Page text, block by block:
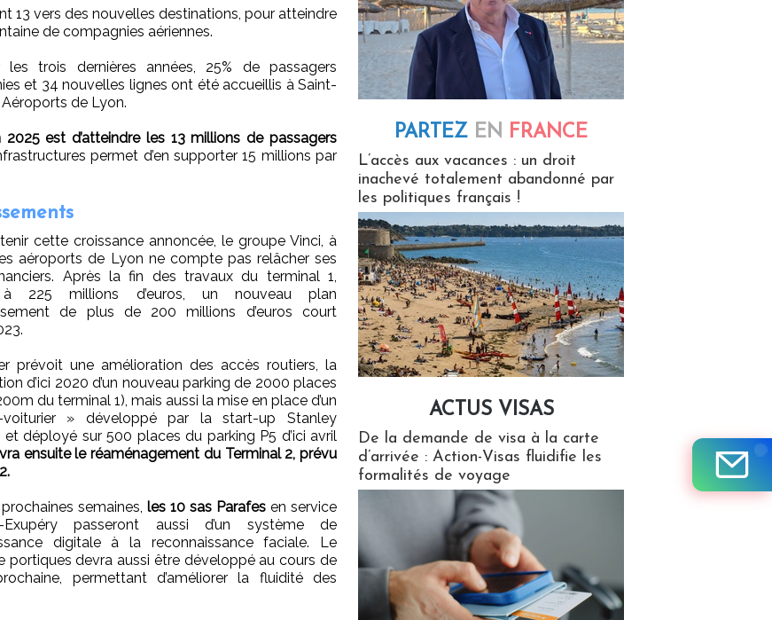
13 vers des nouvelles destinations, pour atteindre
de compagnies aériennes.
trois dernières années, 25% de passagers
et 34 nouvelles lignes ont été accueillis à Saint-
Aéroports de Lyon.
2025 est d’atteindre les 13 millions de passagers
permet d’en supporter 15 millions par
cette croissance annoncée, le groupe Vinci, à
aéroports de Lyon ne compte pas relâcher ses
Après la fin des travaux du terminal 1,
à 225 millions d’euros, un nouveau plan
de plus de 200 millions d’euros court
prévoit une amélioration des accès routiers, la
d’ici 2020 d’un nouveau parking de 2000 places
du terminal 1), mais aussi la mise en place d’un
» développé par la start-up Stanley
déployé sur 500 places du parking P5 d’ici avril
ensuite le réaménagement du Terminal 2, prévu
semaines, les 10 sas Parafes en service
passeront aussi d’un système de
digitale à la reconnaissance faciale. Le
portiques devra aussi être développé au cours de
permettant d’améliorer la fluidité des
PARTEZ EN FRANCE
L’accès aux vacances : un droit
inachevé totalement abandonné par
les politiques français !
ACTUS VISAS
De la demande de visa à la carte
d’arrivée : Action-Visas fluidifie les
formalités de voyage